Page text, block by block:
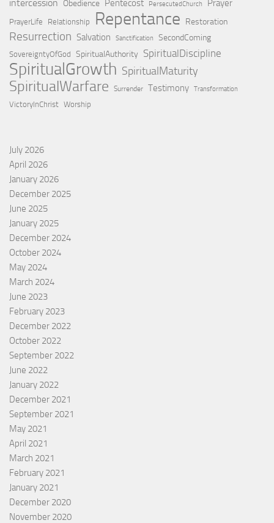
intercession Obedience Pentecost PersecutedChurch Prayer
PrayerLife Relationship Repentance Restoration
Resurrection Salvation Sanctification SecondComing
SovereigntyOfGod SpiritualAuthority SpiritualDiscipline
SpiritualGrowth SpiritualMaturity
SpiritualWarfare Surrender Testimony Transformation
VictoryInChrist Worship
July 2026
April 2026
January 2026
December 2025
June 2025
January 2025
December 2024
October 2024
May 2024
March 2024
June 2023
February 2023
December 2022
October 2022
September 2022
June 2022
January 2022
December 2021
September 2021
May 2021
April 2021
March 2021
February 2021
January 2021
December 2020
November 2020